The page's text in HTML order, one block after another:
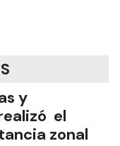
y
el
zonal